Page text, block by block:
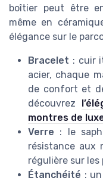
boîtier peut être
même en
élégance sur le
Bracelet : cuir
acier, chaque
de confort et
découvrez
montres de
Verre : le
résistance aux
régulière sur
Étanchéité :